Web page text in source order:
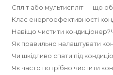
Спліт або мультиспліт — що
Клас енергоефективності
Навіщо чистити кондиціонер?
Як правильно налаштувати
Чи шкідливо спати під
Як часто потрібно чистити